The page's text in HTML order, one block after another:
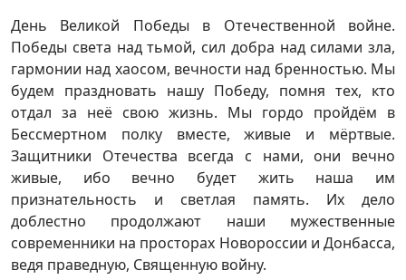
День Великой Победы в Отечественной войне.
Победы света над тьмой, сил добра над силами зла,
гармонии над хаосом, вечности над бренностью. Мы
будем праздновать нашу Победу, помня тех, кто
отдал за неё свою жизнь. Мы гордо пройдём в
Бессмертном полку вместе, живые и мёртвые.
Защитники Отечества всегда с нами, они вечно
живые, ибо вечно будет жить наша им
признательность и светлая память. Их дело
доблестно продолжают наши мужественные
современники на просторах Новороссии и Донбасса,
ведя праведную, Священную войну.